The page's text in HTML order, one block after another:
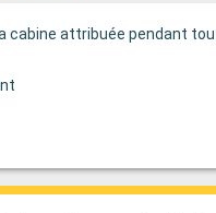
cabine attribuée pendant